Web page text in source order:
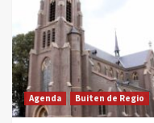
Agenda Buiten de Regio